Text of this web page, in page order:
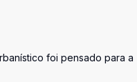
foi pensado para a